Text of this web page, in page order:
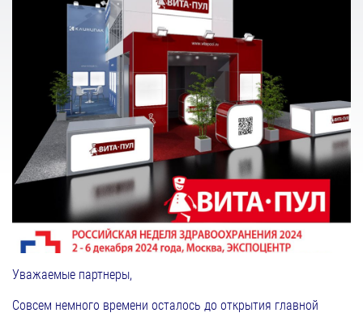
Уважаемые партнеры,
Совсем немного времени осталось до открытия главной